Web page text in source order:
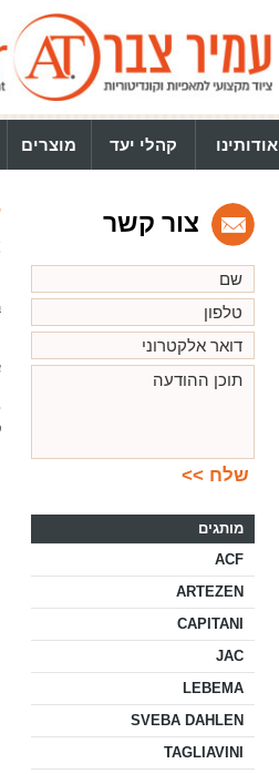
אודותינו קהלי יעד מוצרים
צור קשר
מותגים
ACF
ARTEZEN
CAPITANI
JAC
LEBEMA
SVEBA DAHLEN
TAGLIAVINI